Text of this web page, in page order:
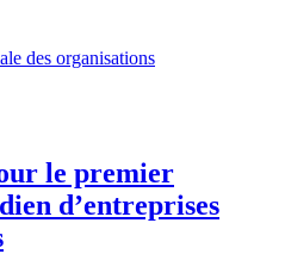
des organisations
le premier
d’entreprises